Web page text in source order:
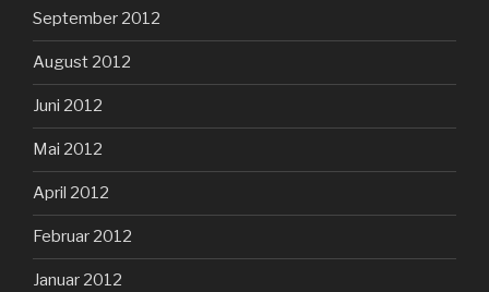
September 2012
August 2012
Juni 2012
Mai 2012
April 2012
Februar 2012
Januar 2012